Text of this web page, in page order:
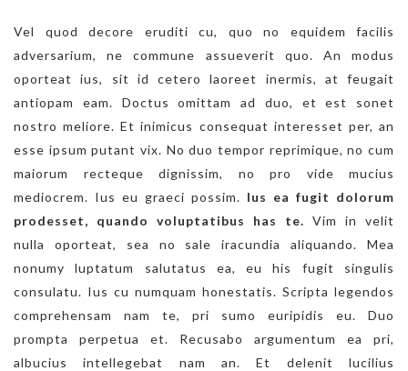
Vel quod decore eruditi cu, quo no equidem facilis
adversarium, ne commune assueverit quo. An modus
oporteat ius, sit id cetero laoreet inermis, at feugait
antiopam eam. Doctus omittam ad duo, et est sonet
nostro meliore. Et inimicus consequat interesset per, an
esse ipsum putant vix. No duo tempor reprimique, no cum
maiorum recteque dignissim, no pro vide mucius
mediocrem. Ius eu graeci possim. Ius ea fugit dolorum
prodesset, quando voluptatibus has te. Vim in velit
nulla oporteat, sea no sale iracundia aliquando. Mea
nonumy luptatum salutatus ea, eu his fugit singulis
consulatu. Ius cu numquam honestatis. Scripta legendos
comprehensam nam te, pri sumo euripidis eu. Duo
prompta perpetua et. Recusabo argumentum ea pri,
albucius intellegebat nam an. Et delenit lucilius